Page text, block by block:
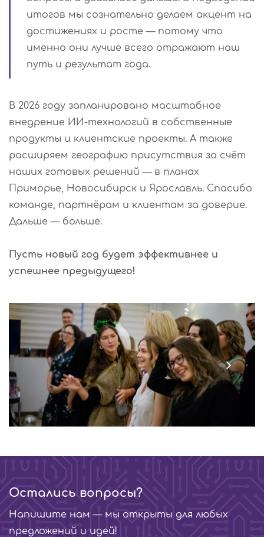
итогов мы сознательно делаем акцент на
достижениях и росте — потому что
именно они лучше всего отражают наш
путь и результат года.
В 2026 году запланировано масштабное
внедрение ИИ-технологий в собственные
продукты и клиентские проекты. А также
расширяем географию присутствия за счёт
наших готовых решений — в планах
Приморье, Новосибирск и Ярославль. Спасибо
команде, партнёрам и клиентам за доверие.
Дальше — больше.
Пусть новый год будет эффективнее и
успешнее предыдущего!
Остались вопросы?
Напишите нам — мы открыты для любых
предложений и идей!